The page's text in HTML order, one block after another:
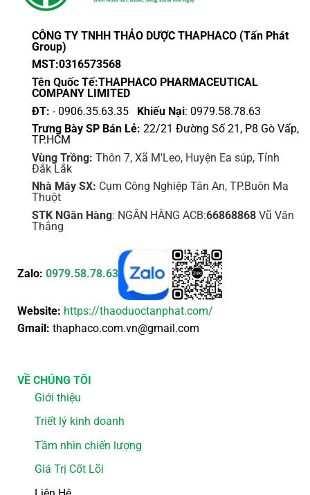
CÔNG TY TNHH THẢO DƯỢC THAPHACO (Tấn Phát
Group)
MST:0316573568
Tên Quốc Tế:THAPHACO PHARMACEUTICAL
COMPANY LIMITED
ĐT: - 0906.35.63.35 Khiếu Nại: 0979.58.78.63
Trưng Bày SP Bán Lẻ: 22/21 Đường Số 21, P8 Gò Vấp,
TP.HCM
Vùng Trồng: Thôn 7, Xã M'Leo, Huyện Ea súp, Tỉnh
Đắk Lắk
Nhà Máy SX: Cụm Công Nghiệp Tân An, TP.Buôn Ma
Thuột
STK NGân Hàng: NGÂN HÀNG ACB:66868868Vũ Văn
Thắng
Zalo: 0979.58.78.63
Website: https://thaoduoctanphat.com/
Gmail: thaphaco.com.vn@gmail.com
VỀ CHÚNG TÔI
Giới thiệu
Triết lý kinh doanh
Tầm nhìn chiến lượng
Giá Trị Cốt Lõi